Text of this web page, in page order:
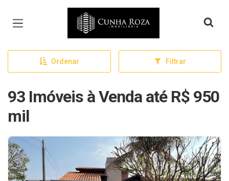
Página inicial
Ordenar Filtrar
93 Imóveis à Venda até R$ 950
mil